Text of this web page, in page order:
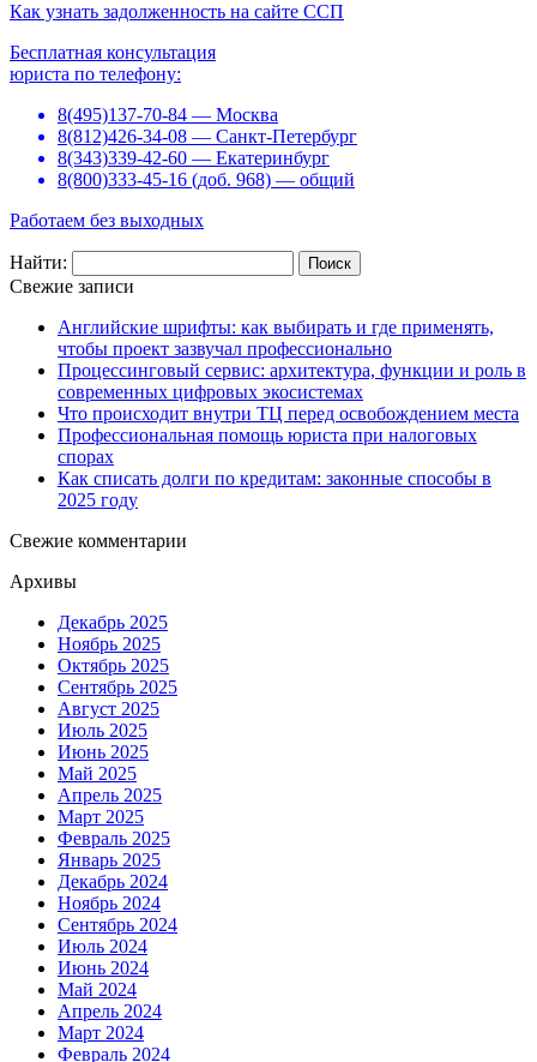
Как узнать задолженность на сайте ССП
Бесплатная консультация
юриста по телефону:
8(495)137-70-84 — Москва
8(812)426-34-08 — Санкт-Петербург
8(343)339-42-60 — Екатеринбург
8(800)333-45-16 (доб. 968) — общий
Работаем без выходных
Найти:
Свежие записи
Английские шрифты: как выбирать и где применять,
чтобы проект зазвучал профессионально
Процессинговый сервис: архитектура, функции и роль в
современных цифровых экосистемах
Что происходит внутри ТЦ перед освобождением места
Профессиональная помощь юриста при налоговых
спорах
Как списать долги по кредитам: законные способы в
2025 году
Свежие комментарии
Архивы
Декабрь 2025
Ноябрь 2025
Октябрь 2025
Сентябрь 2025
Август 2025
Июль 2025
Июнь 2025
Май 2025
Апрель 2025
Март 2025
Февраль 2025
Январь 2025
Декабрь 2024
Ноябрь 2024
Сентябрь 2024
Июль 2024
Июнь 2024
Май 2024
Апрель 2024
Март 2024
Февраль 2024